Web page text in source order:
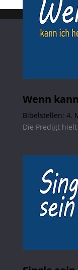
Wenn
Bibelstellen: 4.
Die Predigt